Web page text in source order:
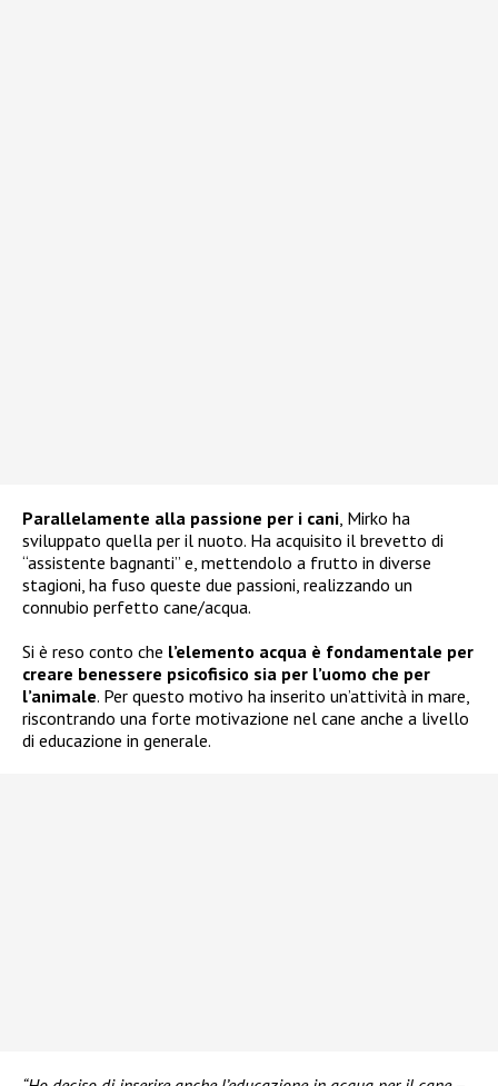
Parallelamente alla passione per i cani, Mirko ha
sviluppato quella per il nuoto. Ha acquisito il brevetto di
“assistente bagnanti” e, mettendolo a frutto in diverse
stagioni, ha fuso queste due passioni, realizzando un
connubio perfetto cane/acqua.
Si è reso conto che l’elemento acqua è fondamentale per
creare benessere psicofisico sia per l’uomo che per
l’animale. Per questo motivo ha inserito un’attività in mare,
riscontrando una forte motivazione nel cane anche a livello
di educazione in generale.